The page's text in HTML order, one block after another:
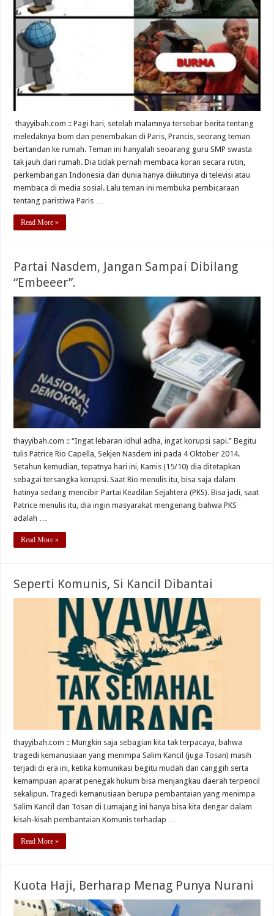
thayyibah.com :: Pagi hari, setelah malamnya tersebar berita tentang
meledaknya bom dan penembakan di Paris, Prancis, seorang teman
bertandan ke rumah. Teman ini hanyalah seoarang guru SMP swasta
tak jauh dari rumah. Dia tidak pernah membaca koran secara rutin,
perkembangan Indonesia dan dunia hanya diikutinya di televisi atau
membaca di media sosial. Lalu teman ini membuka pembicaraan
tentang paristiwa Paris …
Read More »
Partai Nasdem, Jangan Sampai Dibilang
“Embeeer”.
thayyibah.com :: “Ingat lebaran idhul adha, ingat korupsi sapi.” Begitu
tulis Patrice Rio Capella, Sekjen Nasdem ini pada 4 Oktober 2014.
Setahun kemudian, tepatnya hari ini, Kamis (15/10) dia ditetapkan
sebagai tersangka korupsi. Saat Rio menulis itu, bisa saja dalam
hatinya sedang mencibir Partai Keadilan Sejahtera (PKS). Bisa jadi, saat
Patrice menulis itu, dia ingin masyarakat mengenang bahwa PKS
adalah …
Read More »
Seperti Komunis, Si Kancil Dibantai
thayyibah.com :: Mungkin saja sebagian kita tak terpacaya, bahwa
tragedi kemanusiaan yang menimpa Salim Kancil (juga Tosan) masih
terjadi di era ini, ketika komunikasi begitu mudah dan canggih serta
kemampuan aparat penegak hukum bisa menjangkau daerah terpencil
sekalipun. Tragedi kemanusiaan berupa pembantaian yang menimpa
Salim Kancil dan Tosan di Lumajang ini hanya bisa kita dengar dalam
kisah-kisah pembantaian Komunis terhadap …
Read More »
Kuota Haji, Berharap Menag Punya Nurani